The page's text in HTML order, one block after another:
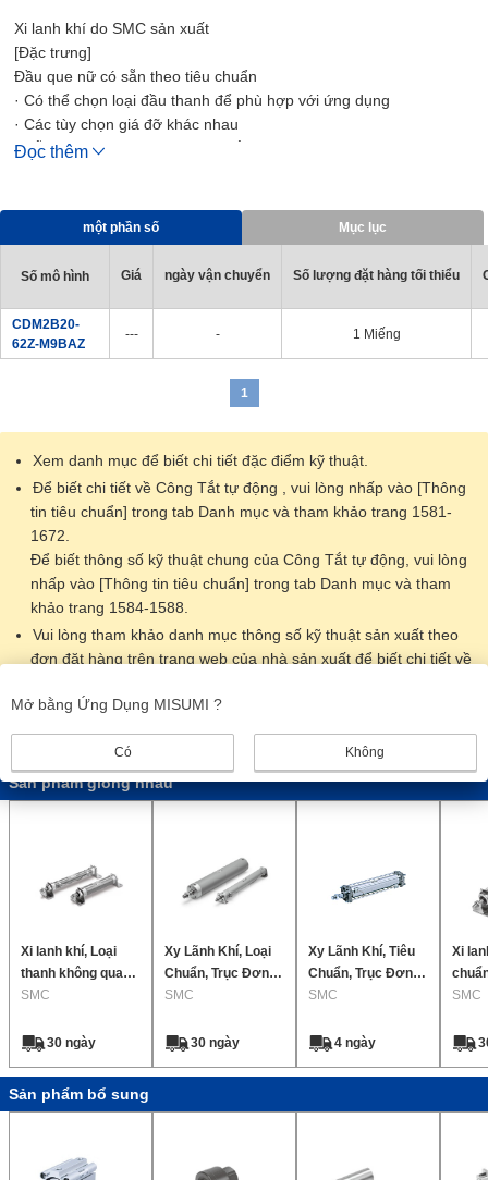
Xi lanh khí do SMC sản xuất
[Đặc trưng]
Đầu que nữ có sẵn theo tiêu chuẩn
· Có thể chọn loại đầu thanh để phù hợp với ứng dụng
· Các tùy chọn giá đỡ khác nhau
· Dễ dàng tinh chỉnh vị trí công tắc tự động
· Có sẵn các giá đỡ trục đơn và rãnh trục
· Tổng chiều dài được rút ngắn với kiểu cắt trùm
· Tuân thủ chỉ thị EU-RoHS
· Có thể gắn công tắc tự động nhỏ gọn chống nước
Đọc thêm
một phần số Mục lục
Số mô hình Giá ngày vận chuyển Số lượng đặt hàng tối thiểu
CDM2B20-
62Z-M9BAZ
--- - 1 Miếng
1
Xem danh mục để biết chi tiết đặc điểm kỹ thuật.
Để biết chi tiết về Công Tắt tự động , vui lòng nhấp vào [Thông
tin tiêu chuẩn] trong tab Danh mục và tham khảo trang 1581-
1672.
Để biết thông số kỹ thuật chung của Công Tắt tự động, vui lòng
nhấp vào [Thông tin tiêu chuẩn] trong tab Danh mục và tham
khảo trang 1584-1588.
Vui lòng tham khảo danh mục thông số kỹ thuật sản xuất theo
đơn đặt hàng trên trang web của nhà sản xuất để biết chi tiết về
Hình ảnh sản phẩm là đại diện. Dữ liệu CAD không được hỗ trợ
cho một số kiểu máy.
Sản phẩm giống nhau
Xi lanh khí, Loại
thanh không quay:
Tác động kép,
CM2K
SMC
30 ngày
Xy Lãnh Khí, Loại
Chuẩn, Trục Đơn 2
Chiều Seri Cg1
SMC
30 ngày
Xy Lãnh Khí, Tiêu
Chuẩn, Trục Đơn 2
Chiều Seri Ca2
SMC
4 ngày
Xi
năng
ri
SMC
Sản phẩm bổ sung
Mở bằng Ứng Dụng MISUMI ?
Có Không